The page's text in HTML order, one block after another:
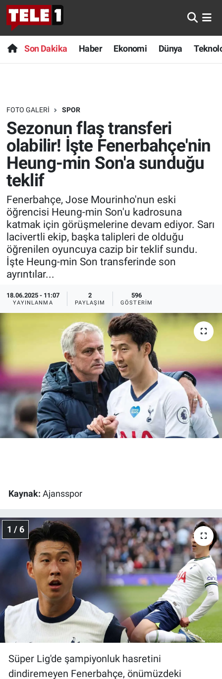
Son Dakika Haber Ekonomi Dünya
FOTO GALERI SPOR
Sezonun flaş transferi
olabilir! İşte Fenerbahçe'nin
Heung-min Son'a sunduğu
teklif
Fenerbahçe, Jose Mourinho'nun eski
öğrencisi Heung-min Son'u kadrosuna
katmak için görüşmelerine devam ediyor. Sarı
lacivertli ekip, başka talipleri de olduğu
öğrenilen oyuncuya cazip bir teklif sundu.
İşte Heung-min Son transferinde son
ayrıntılar...
18.06.2025 - 11:07
YAYINLANMA
2
PAYLAŞIM
596
GÖSTERIM
Kaynak: Ajansspor
1 / 6
Süper Lig'de şampiyonluk hasretini
dindiremeyen Fenerbahçe, önümüzdeki
Anında Manşet
Başka Sohbetler
Bilim turu
Bilim ve Teknoloji Evreni
Doğa Konuşuyor
Ege Saati
Ege'den Esintiler
Eğitim
Eğlence
Gerçeğin İzinde
Gün Başlıyor
Gün Bitiyor
Günün görüntüsü
Haber
İlan
Kimdir
Koronavirüs
Kültür Sanat
Ne demişti
Nedir
Son Dakika
Haber
Dünya
Teknoloji
Sağlık
Yayın Akışı
İletişim
Nöbetçi Eczaneler
Hava Durumu
Trafik Durumu
Süper Lig Puan Durumu ve Fikstür
Tüm Manşetler
Haber Arşivi